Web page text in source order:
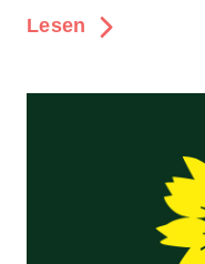
Lesen